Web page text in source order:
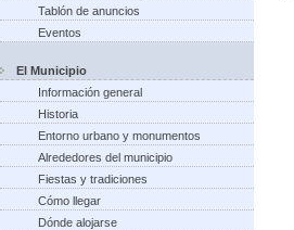
Tablón de anuncios
Eventos
El Municipio
Información general
Historia
Entorno urbano y monumentos
Alrededores del municipio
Fiestas y tradiciones
Cómo llegar
Dónde alojarse